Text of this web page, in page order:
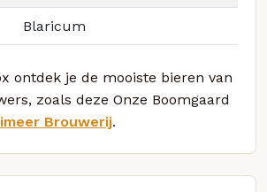
Blaricum
ontdek je de mooiste bieren van
zoals deze Onze Boomgaard
Brouwerij.